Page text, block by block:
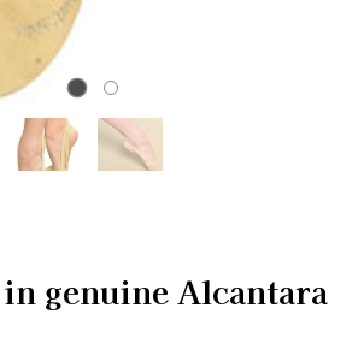
genuine Alcantara